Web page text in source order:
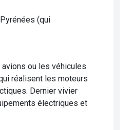
(qui
ou les véhicules
réalisent les moteurs
Dernier vivier
électriques et